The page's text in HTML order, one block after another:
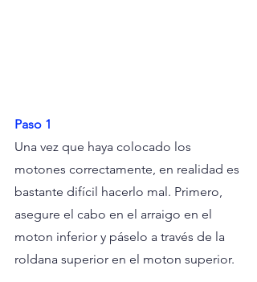
Paso 1
Una vez que haya colocado los
motones correctamente, en realidad es
bastante difícil hacerlo mal. Primero,
asegure el cabo en el arraigo en el
moton inferior y páselo a través de la
roldana superior en el moton superior.